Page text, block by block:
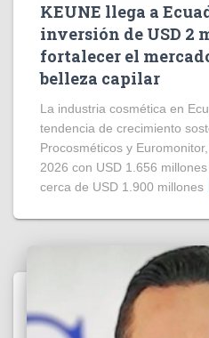
KEUNE llega a
inversión de USD 2
fortalecer el
belleza capilar
La industria cosmética en
tendencia de crecimiento
Procosméticos y
2026 con USD 1.656
cerca de USD 1.900 millones